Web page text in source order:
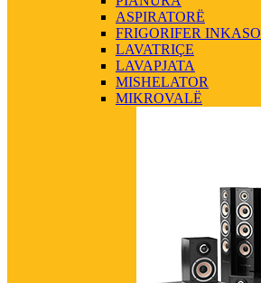
ASPIRATORË
FRIGORIFER INKASO
LAVATRIÇE
LAVAPJATA
MISHELATOR
MIKROVALË